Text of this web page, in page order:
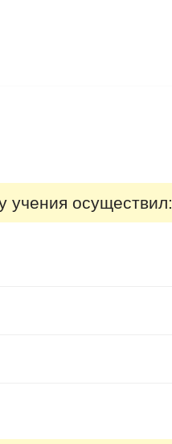
учения осуществил: